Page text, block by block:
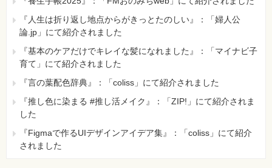
『人生は折り返し地点からがきっとたのしい』：「婦人公
論.jp」にて紹介されました
『基本のケアだけでキレイな髪になれました』：「マイナビ子
育て」にて紹介されました
『言の葉配色辞典』：「coliss」にて紹介されました
『推し色に染まる #推し活メイク』：「ZIP!」にて紹介されま
した
『Figmaで作るUIデザインアイデア集』：「coliss」にて紹介
されました